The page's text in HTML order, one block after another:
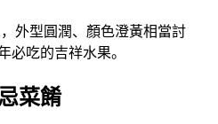
外型圓潤、顏色澄黃相當討
必吃的吉祥水果。
菜餚